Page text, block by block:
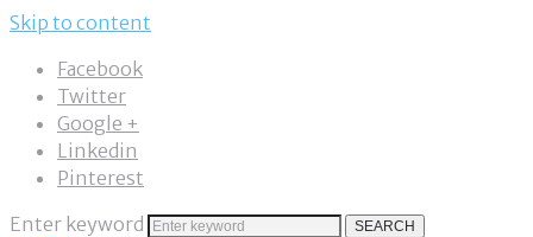
Skip to content
Facebook
Twitter
Google +
Linkedin
Pinterest
Enter keyword
SEARCH